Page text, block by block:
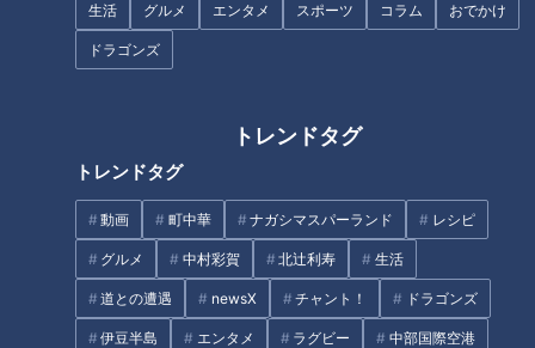
生活 グルメ エンタメ スポーツ コラム おでかけ
ドラゴンズ
トレンドタグ
トレンドタグ
動画 町中華 ナガシマスパーランド レシピ
グルメ 中村彩賀 北辻利寿 生活
道との遭遇 newsX チャント！ ドラゴンズ
伊豆半島 エンタメ ラグビー 中部国際空港
岐阜県大垣市出身の人気プロレスラー“棚橋弘至”が、リング上
のキメ台詞「愛してまーす！」の気持ちそのままに、東海3県
東海地方のおすすめスーパー銭湯